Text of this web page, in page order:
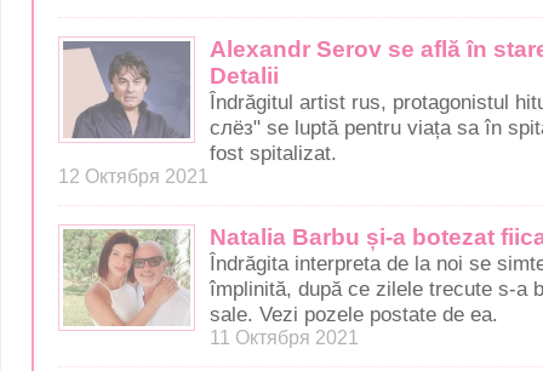
Alexandr Serov se află în
Detalii
Îndrăgitul artist rus, protagonistul
слёз" se luptă pentru viața sa în
fost spitalizat.
12 Октября 2021
Natalia Barbu și-a botezat
Îndrăgita interpreta de la noi se
împlinită, după ce zilele trecute s-a
sale. Vezi pozele postate de ea.
11 Октября 2021